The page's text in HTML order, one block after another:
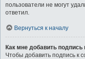
пользователи не могут
ответил.
Вернуться к началу
Как мне добавить
Чтобы добавить подпись к